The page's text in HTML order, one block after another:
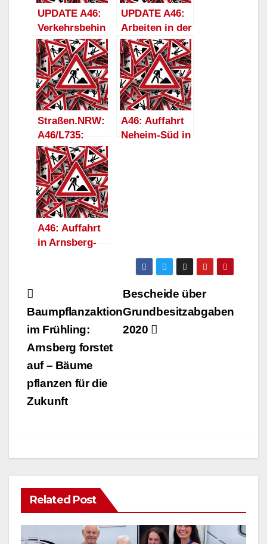
UPDATE A46:
Verkehrsbehin
derungen bei
Arnsberg in
Richtung
Brilon erst
nächste
Woche
UPDATE A46:
Arbeiten in der
Anschlussstell
e Neheim-Süd
in Richtung
Brilon
verschieben
sich erneut
Straßen.NRW:
A46/L735:
Anschlussstell
e Arnsberg-
Ost wegen
Neubau eines
Kreisverkehrs
bis August
gesperrt
A46: Auffahrt
Neheim-Süd in
A46: Auffahrt
in Arnsberg-
Donnerstagnac
ht gesperrt
Beitragsnavigation
Bescheide über
Grundbesitzabgaben
2020
Baumpflanzaktion
im Frühling:
Arnsberg forstet
auf – Bäume
pflanzen für die
Zukunft
Related Post